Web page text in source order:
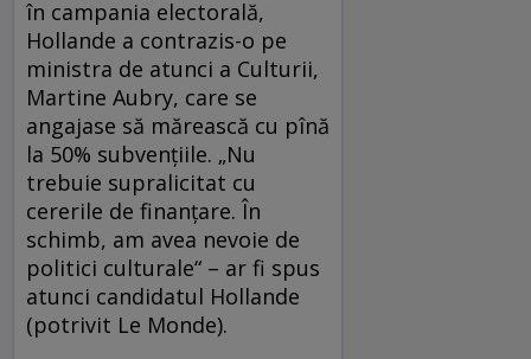
în campania electorală,
Hollande a contrazis-o pe
ministra de atunci a Culturii,
Martine Aubry, care se
angajase să mărească cu pînă
la 50% subvenţiile. „Nu
trebuie supralicitat cu
cererile de finanţare. În
schimb, am avea nevoie de
politici culturale“ – ar fi spus
atunci candidatul Hollande
(potrivit Le Monde).